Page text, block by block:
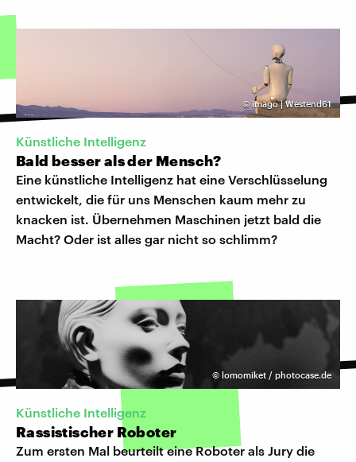
© imago | Westend61
Künstliche Intelligenz
Bald besser als der Mensch?
Eine künstliche Intelligenz hat eine Verschlüsselung
entwickelt, die für uns Menschen kaum mehr zu
knacken ist. Übernehmen Maschinen jetzt bald die
Macht? Oder ist alles gar nicht so schlimm?
© lomomiket / photocase.de
Künstliche Intelligenz
Rassistischer Roboter
Zum ersten Mal beurteilt eine Roboter als Jury die